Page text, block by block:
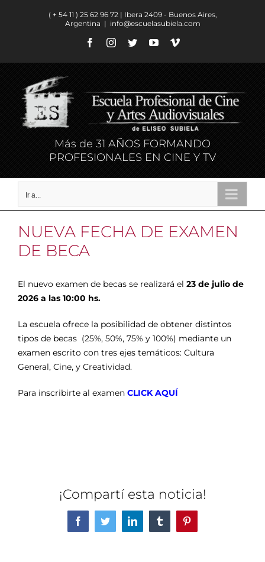
( + 54 11 ) ​25 62 96 72 | Ibera 2409 - Buenos Aires,
Argentina | info@escuelasubiela.com
FacebookInstagram
TwitterYouTubeVimeo
Más de 31 AÑOS FORMANDO
PROFESIONALES EN CINE Y TV
Ir a...
NUEVA FECHA DE EXAMEN
DE BECA
El nuevo examen de becas se realizará el 23 de julio de
2026 a las 10:00 hs.
La escuela ofrece la posibilidad de obtener distintos
tipos de becas (25%, 50%, 75% y 100%) mediante un
examen escrito con tres ejes temáticos: Cultura
General, Cine, y Creatividad.
Para inscribirte al examen CLICK AQUÍ
¡Compartí esta noticia!
FacebookTwitterLinkedInTumblrPinterest